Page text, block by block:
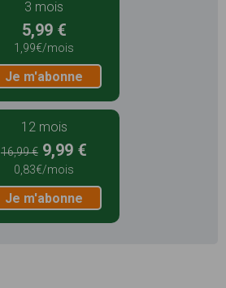
3 mois
5,99 €
1,99€/mois
Je m'abonne
12 mois
16,99 € 9,99 €
0,83€/mois
Je m'abonne